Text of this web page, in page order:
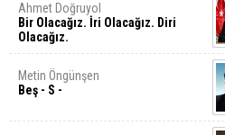
Ahmet Doğruyol
Bir Olacağız. İri Olacağız. Diri
Olacağız.
Metin Öngünşen
Beş - S -